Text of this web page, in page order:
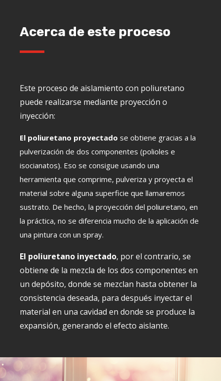
Acerca de este proceso
Este proceso de aislamiento con poliuretano
puede realizarse mediante proyección o
inyección:
El poliuretano proyectado se obtiene gracias a la
pulverización de dos componentes (polioles e
isocianatos). Eso se consigue usando una
herramienta que comprime, pulveriza y proyecta el
material sobre alguna superficie que llamaremos
sustrato. De hecho, la proyección del poliuretano, en
la práctica, no se diferencia mucho de la aplicación de
una pintura con un spray.
El poliuretano inyectado, por el contrario, se
obtiene de la mezcla de los dos componentes en
un depósito, donde se mezclan hasta obtener la
consistencia deseada, para después inyectar el
material en una cavidad en donde se produce la
expansión, generando el efecto aislante.